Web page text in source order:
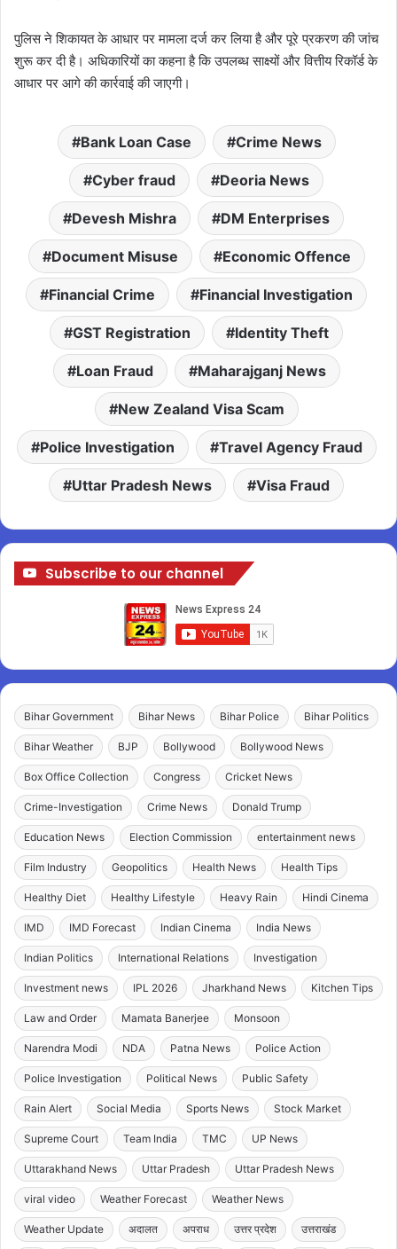
पुलिस ने शिकायत के आधार पर मामला दर्ज कर लिया है और पूरे प्रकरण की जांच
शुरू कर दी है। अधिकारियों का कहना है कि उपलब्ध साक्ष्यों और वित्तीय रिकॉर्ड के
आधार पर आगे की कार्रवाई की जाएगी।
Bank Loan Case Crime News
Cyber fraud Deoria News
Devesh Mishra DM Enterprises
Document Misuse Economic Offence
Financial Crime Financial Investigation
GST Registration Identity Theft
Loan Fraud Maharajganj News
New Zealand Visa Scam
Police Investigation Travel Agency Fraud
Uttar Pradesh News Visa Fraud
Subscribe to our channel
Bihar Government Bihar News Bihar Police Bihar Politics
Bihar Weather BJP Bollywood Bollywood News
Box Office Collection Congress Cricket News
Crime-Investigation Crime News Donald Trump
Education News Election Commission entertainment news
Film Industry Geopolitics Health News Health Tips
Healthy Diet Healthy Lifestyle Heavy Rain Hindi Cinema
IMD IMD Forecast Indian Cinema India News
Indian Politics International Relations Investigation
Investment news IPL 2026 Jharkhand News Kitchen Tips
Law and Order Mamata Banerjee Monsoon
Narendra Modi NDA Patna News Police Action
Police Investigation Political News Public Safety
Rain Alert Social Media Sports News Stock Market
Supreme Court Team India TMC UP News
Uttarakhand News Uttar Pradesh Uttar Pradesh News
viral video Weather Forecast Weather News
Weather Update अदालत अपराध उत्तर प्रदेश उत्तराखंड